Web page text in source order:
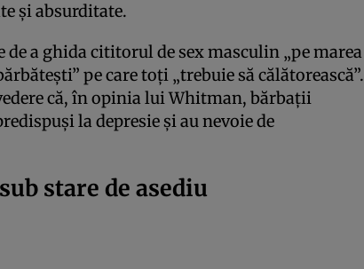
și absurditate.
de a ghida cititorul de sex masculin „pe marea
pe care toți „trebuie să călătorească”.
că, în opinia lui Whitman, bărbații
la depresie și au nevoie de
stare de asediu